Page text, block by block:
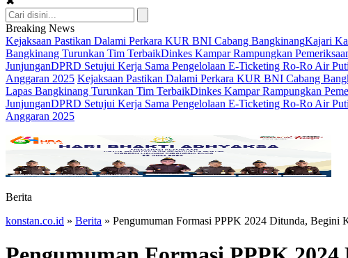
Breaking News
Kejaksaan Pastikan Dalami Perkara KUR BNI Cabang BangkinangKajari
Bangkinang Turunkan Tim TerbaikDinkes Kampar Rampungkan
JunjunganDPRD Setujui Kerja Sama Pengelolaan E-Ticketing Ro-Ro Air
Anggaran 2025 Kejaksaan Pastikan Dalami Perkara KUR BNI Cabang
Lapas Bangkinang Turunkan Tim TerbaikDinkes Kampar Rampungkan
JunjunganDPRD Setujui Kerja Sama Pengelolaan E-Ticketing Ro-Ro Air
Anggaran 2025
Berita
konstan.co.id » Berita » Pengumuman Formasi PPPK 2024 Ditunda, Begini